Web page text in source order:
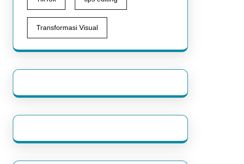
Transformasi Visual